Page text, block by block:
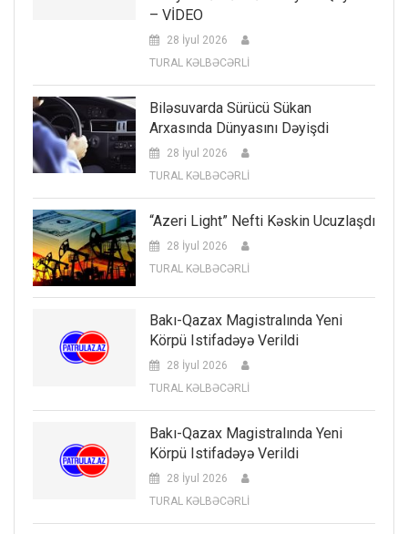
– VİDEO
28 İyul 2026
TURAL KƏLBƏCƏRLİ
Biləsuvarda Sürücü Sükan
Arxasında Dünyasını Dəyişdi
28 İyul 2026
TURAL KƏLBƏCƏRLİ
“Azeri Light” Nefti Kəskin Ucuzlaşdı
28 İyul 2026
TURAL KƏLBƏCƏRLİ
Bakı-Qazax Magistralında Yeni
Körpü Istifadəyə Verildi
28 İyul 2026
TURAL KƏLBƏCƏRLİ
Bakı-Qazax Magistralında Yeni
Körpü Istifadəyə Verildi
28 İyul 2026
TURAL KƏLBƏCƏRLİ